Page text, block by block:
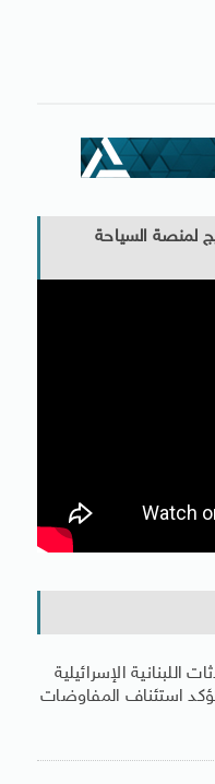
لمنصة السياحة
اللبنانية الإسرائيلية
استئناف المفاوضات